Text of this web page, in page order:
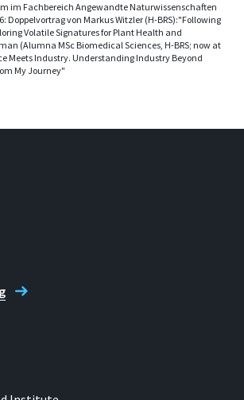
im Fachbereich Angewandte Naturwissenschaften
Doppelvortrag von Markus Witzler (H-BRS):"Following
Volatile Signatures for Plant Health and
(Alumna MSc Biomedical Sciences, H-BRS; now at
Meets Industry. Understanding Industry Beyond
My Journey"